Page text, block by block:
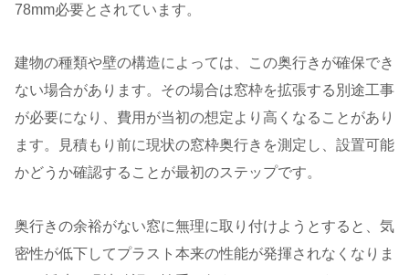
78mm必要とされています。
建物の種類や壁の構造によっては、この奥行きが確保でき
ない場合があります。その場合は窓枠を拡張する別途工事
が必要になり、費用が当初の想定より高くなることがあり
ます。見積もり前に現状の窓枠奥行きを測定し、設置可能
かどうか確認することが最初のステップです。
奥行きの余裕がない窓に無理に取り付けようとすると、気
密性が低下してプラスト本来の性能が発揮されなくなりま